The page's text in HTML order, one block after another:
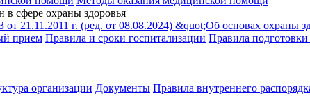
в сфере охраны здоровья
21.11.2011 г. (ред. от 08.08.2024) &quot;Об основах охраны
прием Правила и сроки госпитализации Правила
организации Документы Правила внутреннего